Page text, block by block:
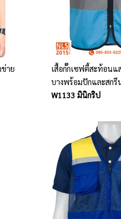
าย
เสื้อกั๊กเซฟตี้สะท้อนแ
บางพร้อมปักและสกรี
W1133 มินิกริป